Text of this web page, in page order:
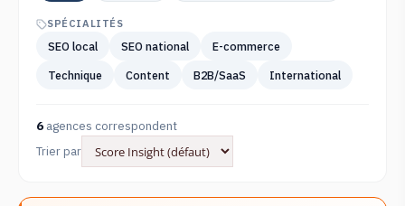
SPÉCIALITÉS
SEO local SEO national E-commerce
Technique Content B2B/SaaS International
6 agences correspondent
Trier par